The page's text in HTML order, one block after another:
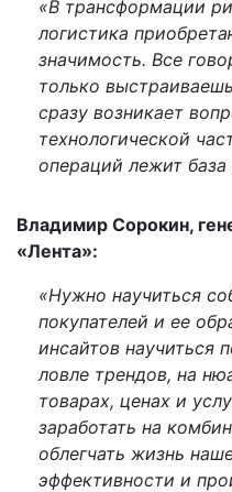
«В трансформации
логистика
значимость. Все
только
сразу возникает
технологической
операций лежит
Владимир Сорокин,
«Лента»:
«Нужно научиться
покупателей и ее
инсайтов научиться
ловле трендов, на
товарах, ценах и
заработать на
облегчать жизнь
эффективности и